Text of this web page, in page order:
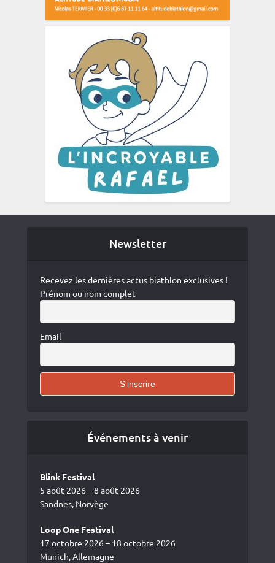
Newsletter
Recevez les dernières actus biathlon exclusives !
Prénom ou nom complet
Email
Événements à venir
Blink Festival
5 août 2026 – 8 août 2026
Sandnes, Norvège
Loop One Festival
17 octobre 2026 – 18 octobre 2026
Munich, Allemagne